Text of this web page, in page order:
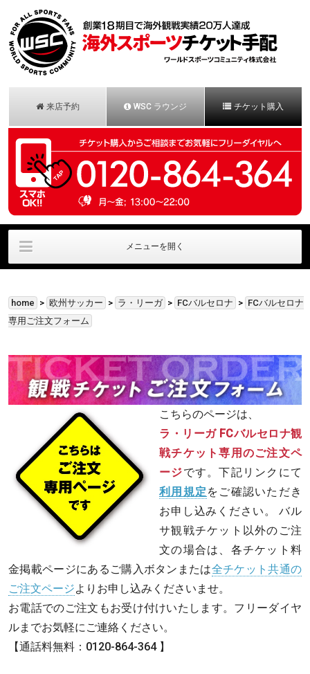
来店予約 WSC ラウンジ チケット購入
メニューを開く
お申し込みの流れ お客様の声 お問合せ/一般用
home > 欧州サッカー > ラ・リーガ > FCバルセロナ > FCバルセロナ
専用ご注文フォーム
こちらのページは、
ラ・リーガ FCバルセロナ観
戦チケット専用のご注文ペ
ージです。下記リンクにて
利用規定 をご確認いただき
お申し込みください。 バル
サ観戦チケット以外のご注
文の場合は、各チケット料
金掲載ページにあるご購入ボタンまたは全チケット共通の
ご注文ページよりお申し込みくださいませ。
お電話でのご注文もお受け付けいたします。フリーダイヤ
ルまでお気軽にご連絡ください。
【通話料無料：0120-864-364 】